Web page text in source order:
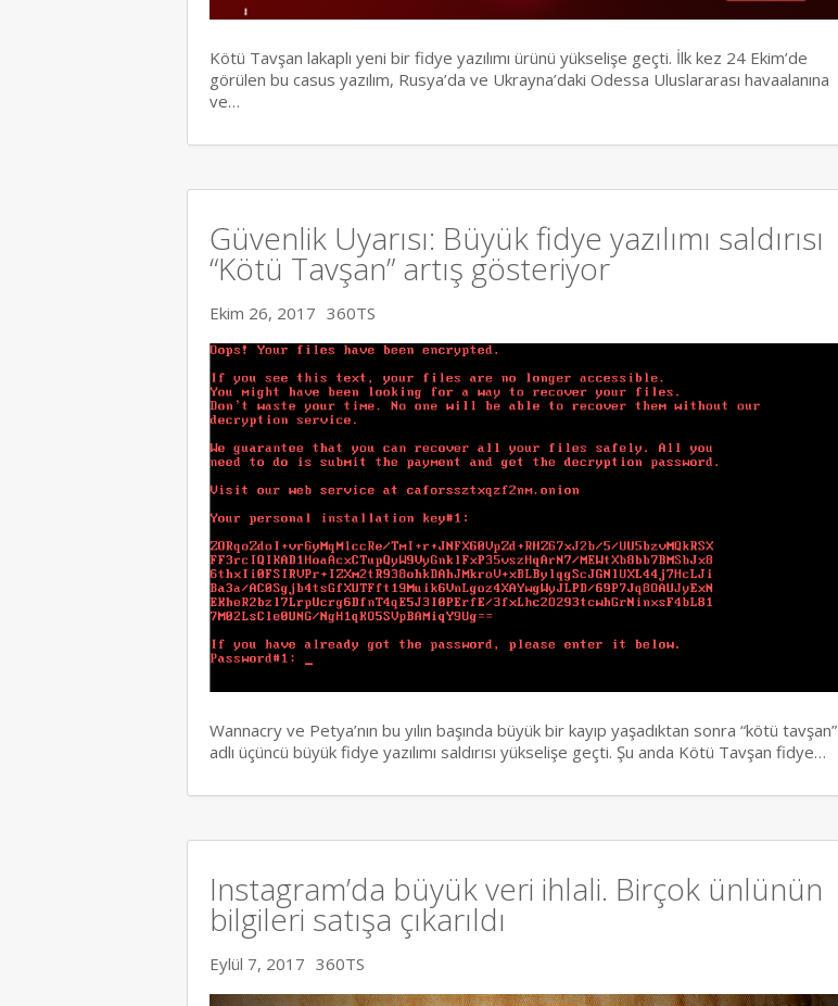
Kötü Tavşan lakaplı yeni bir fidye yazılımı ürünü yükselişe geçti. İlk kez 24 Ekim’de
görülen bu casus yazılım, Rusya’da ve Ukrayna’daki Odessa Uluslararası havaalanına
ve…
Güvenlik Uyarısı: Büyük fidye yazılımı saldırısı
“Kötü Tavşan” artış gösteriyor
Ekim 26, 2017 360TS
Wannacry ve Petya’nın bu yılın başında büyük bir kayıp yaşadıktan sonra “kötü tavşan”
adlı üçüncü büyük fidye yazılımı saldırısı yükselişe geçti. Şu anda Kötü Tavşan fidye…
Instagram’da büyük veri ihlali. Birçok ünlünün
bilgileri satışa çıkarıldı
Eylül 7, 2017 360TS